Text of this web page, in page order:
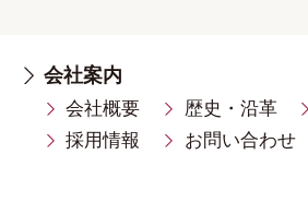
会社案内
会社概要 歴史・沿革
採用情報
お問い合わせ